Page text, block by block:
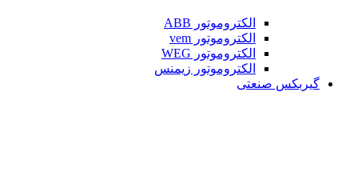
الکتروموتور ABB
الکتروموتور vem
الکتروموتور WEG
الکتروموتور زیمنس
گیربکس صنعتی